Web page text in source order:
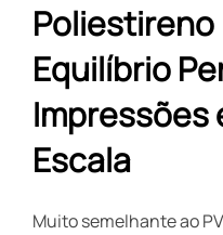
Poliestireno
Equilíbrio
Impressões
Escala
Muito semelhante ao